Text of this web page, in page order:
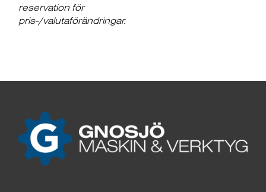
reservation för
pris-/valutaförändringar.